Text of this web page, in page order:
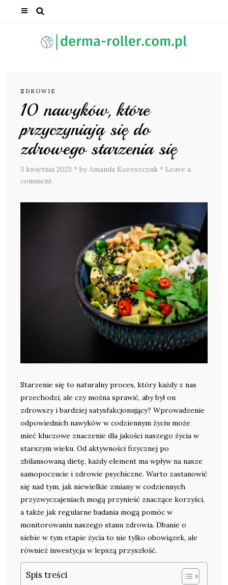
ZDROWIE
10 nawyków, które
przyczyniają się do
zdrowego starzenia się
3 kwietnia 2023 * by Amanda Koreszczuk * Leave a
comment
Starzenie się to naturalny proces, który każdy z nas
przechodzi, ale czy można sprawić, aby był on
zdrowszy i bardziej satysfakcjonujący? Wprowadzenie
odpowiednich nawyków w codziennym życiu może
mieć kluczowe znaczenie dla jakości naszego życia w
starszym wieku. Od aktywności fizycznej po
zbilansowaną dietę, każdy element ma wpływ na nasze
samopoczucie i zdrowie psychiczne. Warto zastanowić
się nad tym, jak niewielkie zmiany w codziennych
przyzwyczajeniach mogą przynieść znaczące korzyści,
a także jak regularne badania mogą pomóc w
monitorowaniu naszego stanu zdrowia. Dbanie o
siebie w tym etapie życia to nie tylko obowiązek, ale
również inwestycja w lepszą przyszłość.
Spis treści